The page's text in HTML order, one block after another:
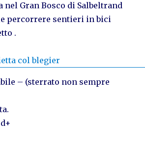
nel Gran Bosco di Salbeltrand
percorrere sentieri in bici
.
– (sterrato non sempre